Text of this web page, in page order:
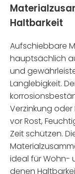
Haltbarkeit
Aufschiebbare
hauptsächlich
und
Langlebigkeit.
Verzinkung
vor Rost,
Zeit schützen.
ideal für Wohn-
denen